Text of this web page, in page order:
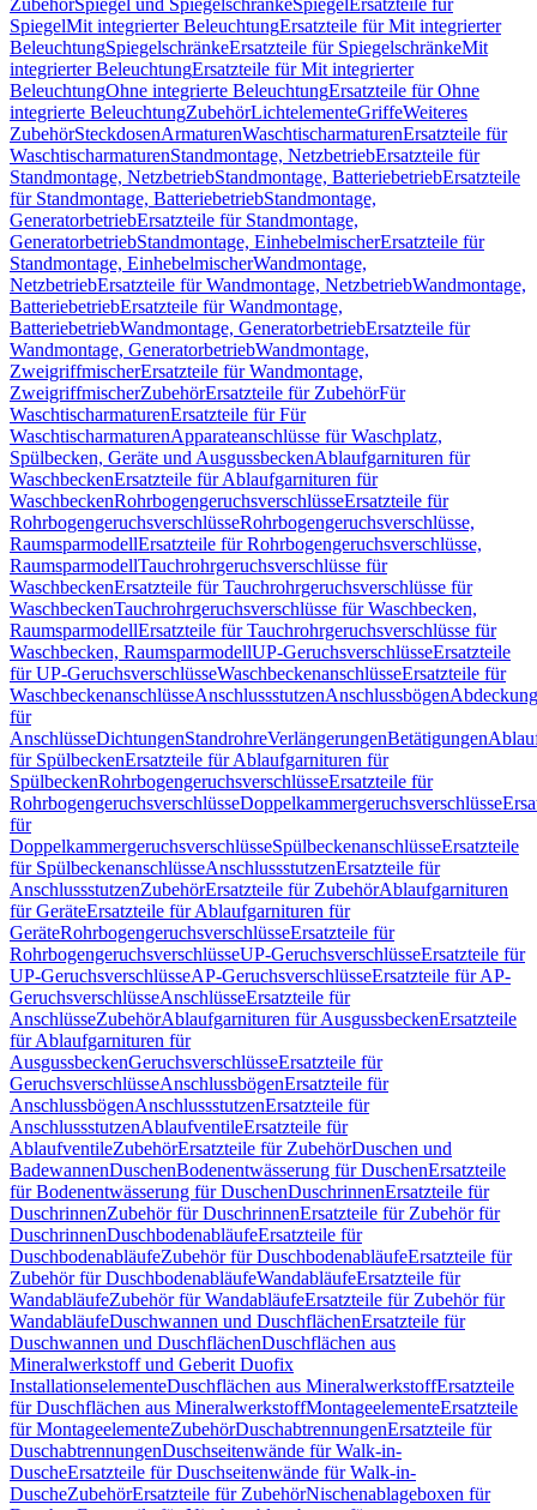
ZubehörSpiegel und SpiegelschränkeSpiegel Ersatzteile für
SpiegelMit integrierter BeleuchtungErsatzteile für Mit integrierter
BeleuchtungSpiegelschränkeErsatzteile für SpiegelschränkeMit
integrierter BeleuchtungErsatzteile für Mit integrierter
BeleuchtungOhne integrierte BeleuchtungErsatzteile für Ohne
integrierte BeleuchtungZubehörLichtelementeGriffeWeiteres
ZubehörSteckdosenArmaturenWaschtischarmaturenErsatzteile für
WaschtischarmaturenStandmontage, NetzbetriebErsatzteile für
Standmontage, NetzbetriebStandmontage, BatteriebetriebErsatzteile
für Standmontage, BatteriebetriebStandmontage,
GeneratorbetriebErsatzteile für Standmontage,
GeneratorbetriebStandmontage, EinhebelmischerErsatzteile für
Standmontage, EinhebelmischerWandmontage,
NetzbetriebErsatzteile für Wandmontage, NetzbetriebWandmontage,
BatteriebetriebErsatzteile für Wandmontage,
BatteriebetriebWandmontage, GeneratorbetriebErsatzteile für
Wandmontage, GeneratorbetriebWandmontage,
ZweigriffmischerErsatzteile für Wandmontage,
ZweigriffmischerZubehörErsatzteile für ZubehörFür
WaschtischarmaturenErsatzteile für Für
WaschtischarmaturenApparateanschlüsse für Waschplatz,
Spülbecken, Geräte und AusgussbeckenAblaufgarnituren für
WaschbeckenErsatzteile für Ablaufgarnituren für
WaschbeckenRohrbogengeruchsverschlüsseErsatzteile für
RohrbogengeruchsverschlüsseRohrbogengeruchsverschlüsse,
RaumsparmodellErsatzteile für Rohrbogengeruchsverschlüsse,
RaumsparmodellTauchrohrgeruchsverschlüsse für
WaschbeckenErsatzteile für Tauchrohrgeruchsverschlüsse für
WaschbeckenTauchrohrgeruchsverschlüsse für Waschbecken,
RaumsparmodellErsatzteile für Tauchrohrgeruchsverschlüsse für
Waschbecken, RaumsparmodellUP-GeruchsverschlüsseErsatzteile
für UP-GeruchsverschlüsseWaschbeckenanschlüsseErsatzteile für
WaschbeckenanschlüsseAnschlussstutzenAnschlussbögen
für
AnschlüsseDichtungenStandrohreVerlängerungenBetätigungen
für SpülbeckenErsatzteile für Ablaufgarnituren für
SpülbeckenRohrbogengeruchsverschlüsseErsatzteile für
RohrbogengeruchsverschlüsseDoppelkammergeruchsverschlüsse
für
DoppelkammergeruchsverschlüsseSpülbeckenanschlüsseErsatzteile
für SpülbeckenanschlüsseAnschlussstutzenErsatzteile für
AnschlussstutzenZubehörErsatzteile für ZubehörAblaufgarnituren
für GeräteErsatzteile für Ablaufgarnituren für
GeräteRohrbogengeruchsverschlüsseErsatzteile für
RohrbogengeruchsverschlüsseUP-GeruchsverschlüsseErsatzteile für
UP-GeruchsverschlüsseAP-GeruchsverschlüsseErsatzteile für AP-
GeruchsverschlüsseAnschlüsseErsatzteile für
AnschlüsseZubehörAblaufgarnituren für AusgussbeckenErsatzteile
für Ablaufgarnituren für
AusgussbeckenGeruchsverschlüsseErsatzteile für
GeruchsverschlüsseAnschlussbögenErsatzteile für
AnschlussbögenAnschlussstutzenErsatzteile für
AnschlussstutzenAblaufventileErsatzteile für
AblaufventileZubehörErsatzteile für ZubehörDuschen und
BadewannenDuschenBodenentwässerung für DuschenErsatzteile
für Bodenentwässerung für DuschenDuschrinnenErsatzteile für
DuschrinnenZubehör für DuschrinnenErsatzteile für Zubehör für
DuschrinnenDuschbodenabläufeErsatzteile für
DuschbodenabläufeZubehör für DuschbodenabläufeErsatzteile für
Zubehör für DuschbodenabläufeWandabläufeErsatzteile für
WandabläufeZubehör für WandabläufeErsatzteile für Zubehör für
WandabläufeDuschwannen und DuschflächenErsatzteile für
Duschwannen und DuschflächenDuschflächen aus
Mineralwerkstoff und Geberit Duofix
InstallationselementeDuschflächen aus MineralwerkstoffErsatzteile
für Duschflächen aus MineralwerkstoffMontageelementeErsatzteile
für MontageelementeZubehörDuschabtrennungenErsatzteile für
DuschabtrennungenDuschseitenwände für Walk-in-
DuscheErsatzteile für Duschseitenwände für Walk-in-
DuscheZubehörErsatzteile für ZubehörNischenablageboxen für